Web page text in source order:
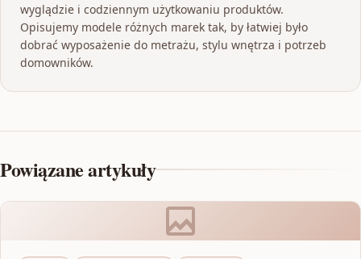
wyglądzie i codziennym użytkowaniu produktów.
Opisujemy modele różnych marek tak, by łatwiej było
dobrać wyposażenie do metrażu, stylu wnętrza i potrzeb
domowników.
Powiązane artykuły